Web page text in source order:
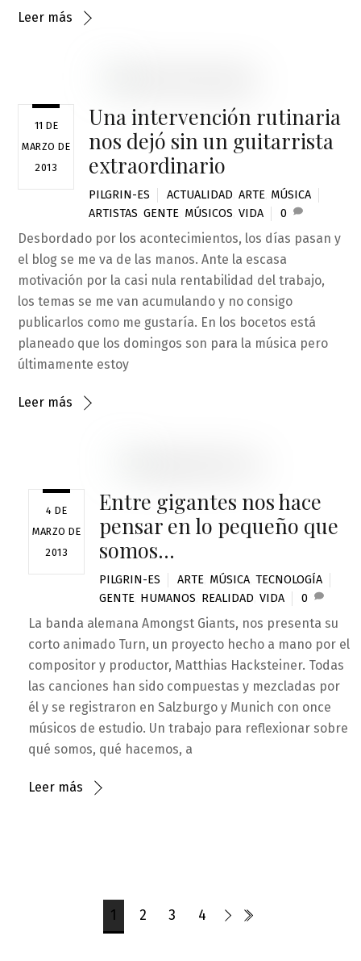
Leer más
11 DE
MARZO DE
2013
Una intervención rutinaria
nos dejó sin un guitarrista
extraordinario
PILGRIN-ES ACTUALIDAD ,ARTE MÚSICA
ARTISTAS GENTE MÚSICOS VIDA 0
Desbordado por los acontecimientos, los días pasan y
el blog se me va de las manos. Ante la escasa
motivación por la casi nula rentabilidad del trabajo,
los temas se me van acumulando y no consigo
publicarlos como me gustaría. En los bocetos está
planeado que los domingos son para la música pero
últimamente estoy
Leer más
4 DE
MARZO DE
2013
Entre gigantes nos hace
pensar en lo pequeño que
somos…
PILGRIN-ES ARTE, MÚSICA, TECNOLOGÍA
GENTE, HUMANOS REALIDAD VIDA 0
La banda alemana Amongst Giants, nos presenta su
corto animado Turn, un proyecto hecho a mano por el
compositor y productor, Matthias Hacksteiner. Todas
las canciones han sido compuestas y mezcladas por
él y se registraron en Salzburgo y Munich con once
músicos de estudio. Un trabajo para reflexionar sobre
qué somos, qué hacemos, a
Leer más
1 2 3 4